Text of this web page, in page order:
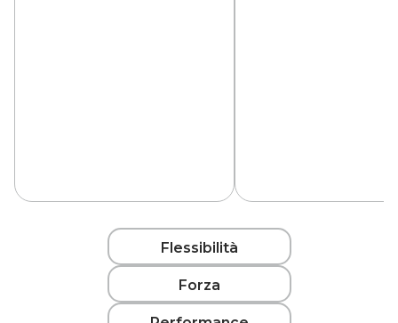
Flessibilità
Forza